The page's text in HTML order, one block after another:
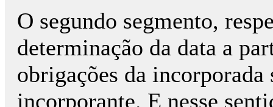
O segundo segmento,
determinação da data a
obrigações da
incorporante. E nesse